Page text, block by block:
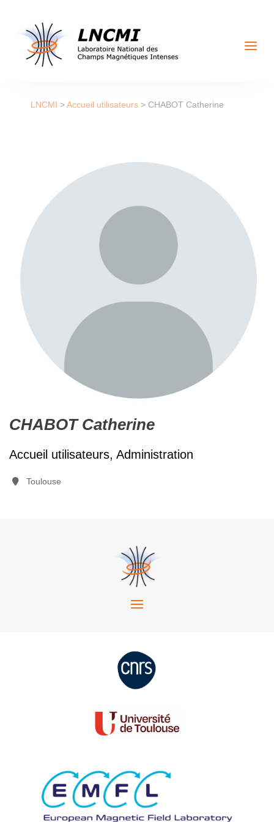
a
LNCMI >Accueil utilisateurs> CHABOT Catherine
CHABOT Catherine
Accueil utilisateurs, Administration
Toulouse